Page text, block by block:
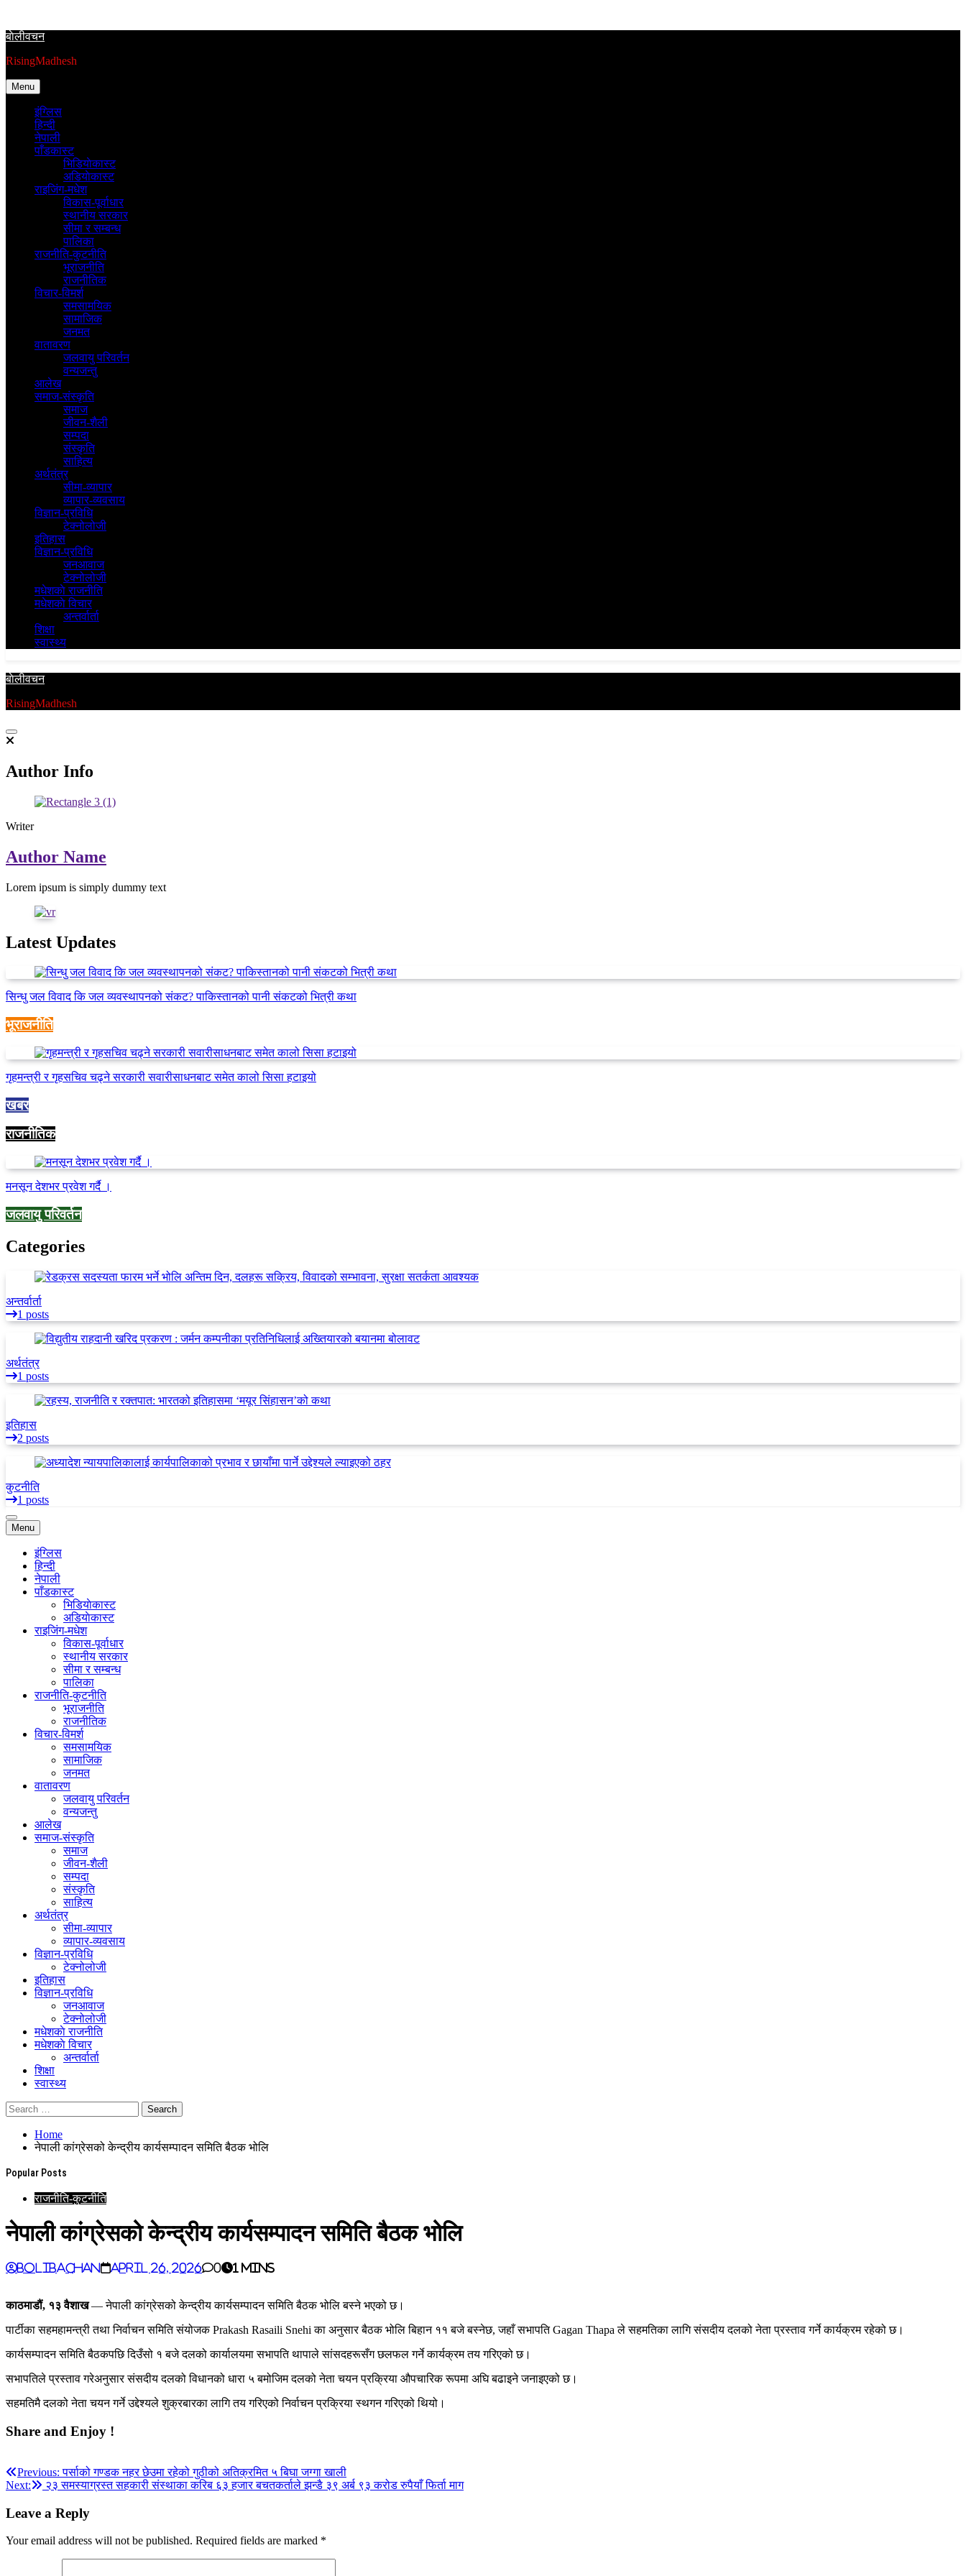
content
बाेलीवचन
RisingMadhesh
Menu
इंग्लिस
हिन्दी
नेपाली
पाँडकास्ट
भिडियाेकास्ट
अडियाेकास्ट
राइजिंग-मधेश
विकास-पूर्वाधार
स्थानीय सरकार
सीमा र सम्बन्ध
पालिका
राजनीति-कुटनीति
भूराजनीति
राजनीतिक
विचार-विमर्श
समसामयिक
सामाजिक
जनमत
वातावरण
जलवायु परिवर्तन
वन्यजन्तु
आलेख
समाज-संस्कृति
समाज
जीवन-शैली
सम्पदा
संस्कृति
साहित्य
अर्थतंत्र
सीमा-व्यापार
व्यापार-व्यवसाय
विज्ञान-प्रविधि
टेक्नोलोजी
इतिहास
विज्ञान-प्रविधि
जनआवाज
टेक्नोलोजी
मधेशकाे राजनीति
मधेशकाे विचार
अन्तर्वार्ता
शिक्षा
स्वास्थ्य
बाेलीवचन
RisingMadhesh
Author Info
Writer
Author Name
Lorem ipsum is simply dummy text
Latest Updates
सिन्धु जल विवाद कि जल व्यवस्थापनको संकट? पाकिस्तानको पानी संकटको भित्री कथा
भूराजनीति
गृहमन्त्री र गृहसचिव चढ्ने सरकारी सवारीसाधनबाट समेत कालो सिसा हटाइयो
खबर
राजनीतिक
मनसून देशभर प्रवेश गर्दै ।
जलवायु परिवर्तन
Categories
अन्तर्वार्ता
1 posts
अर्थतंत्र
1 posts
इतिहास
2 posts
कुटनीति
1 posts
Menu
इंग्लिस
हिन्दी
नेपाली
पाँडकास्ट
भिडियाेकास्ट
अडियाेकास्ट
राइजिंग-मधेश
विकास-पूर्वाधार
स्थानीय सरकार
सीमा र सम्बन्ध
पालिका
राजनीति-कुटनीति
भूराजनीति
राजनीतिक
विचार-विमर्श
समसामयिक
सामाजिक
जनमत
वातावरण
जलवायु परिवर्तन
वन्यजन्तु
आलेख
समाज-संस्कृति
समाज
जीवन-शैली
सम्पदा
संस्कृति
साहित्य
अर्थतंत्र
सीमा-व्यापार
व्यापार-व्यवसाय
विज्ञान-प्रविधि
टेक्नोलोजी
इतिहास
विज्ञान-प्रविधि
जनआवाज
टेक्नोलोजी
मधेशकाे राजनीति
मधेशकाे विचार
अन्तर्वार्ता
शिक्षा
स्वास्थ्य
Home
नेपाली कांग्रेसको केन्द्रीय कार्यसम्पादन समिति बैठक भोलि
Popular Posts
राजनीति-कुटनीति
नेपाली कांग्रेसको केन्द्रीय कार्यसम्पादन समिति बैठक भोलि
BoliBachan April 26, 2026 0 1 mins
काठमाडौं, १३ वैशाख— नेपाली कांग्रेसको केन्द्रीय कार्यसम्पादन समिति बैठक भोलि बस्ने भएको छ।
पार्टीका सहमहामन्त्री तथा निर्वाचन समिति संयोजक Prakash Rasaili Snehi का अनुसार बैठक भोलि बिहान ११ बजे बस्नेछ, जहाँ सभापति Gagan Thapa ले सहमतिका लागि संसदीय दलको नेता प्रस्ताव गर्ने कार्यक्रम रहेको छ।
कार्यसम्पादन समिति बैठकपछि दिउँसो १ बजे दलको कार्यालयमा सभापति थापाले सांसदहरूसँग छलफल गर्ने कार्यक्रम तय गरिएको छ।
सभापतिले प्रस्ताव गरेअनुसार संसदीय दलको विधानको धारा ५ बमोजिम दलको नेता चयन प्रक्रिया औपचारिक रूपमा अघि बढाइने जनाइएको छ।
सहमतिमै दलको नेता चयन गर्ने उद्देश्यले शुक्रबारका लागि तय गरिएको निर्वाचन प्रक्रिया स्थगन गरिएको थियो।
Share and Enjoy !
Post
navigation
Previous: पर्साको गण्डक नहर छेउमा रहेको गुठीको अतिक्रमित ५ बिघा जग्गा खाली
Next:
२३ समस्याग्रस्त सहकारी संस्थाका करिब ६३ हजार बचतकर्ताले झन्डै ३९ अर्ब ९३ करोड रुपैयाँ फिर्ता माग
Leave a Reply
Your email address will not be published. Required fields are marked *